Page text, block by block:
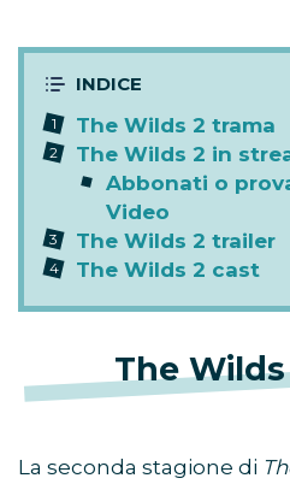
The Wilds 2 trama
The Wilds 2 in
Abbonati o
Video
The Wilds 2 trailer
The Wilds 2 cast
The
La seconda stagione di T